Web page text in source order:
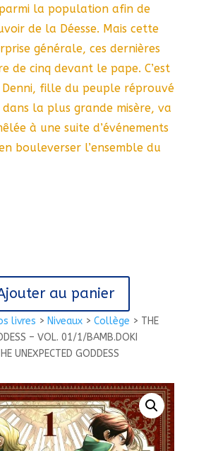
livres > Niveaux> Collège > THE
– VOL. 01/1/BAMB.DOKI
UNEXPECTED GODDESS
la population afin de
de la Déesse. Mais cette
générale, ces dernières
de cinq devant le pape. C’est
Denni, fille du peuple réprouvé
dans la plus grande misère, va
à une suite d’événements
bouleverser l’ensemble du
au panier